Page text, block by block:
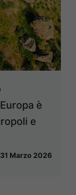
è
e
31 Marzo 2026